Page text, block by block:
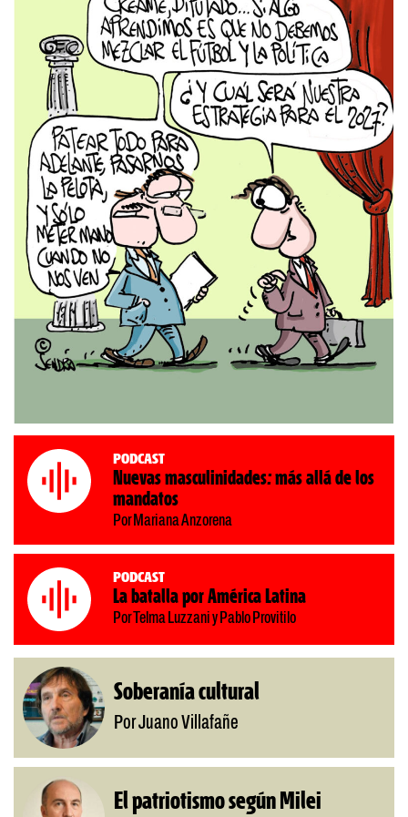
Podcast
Nuevas masculinidades: más allá de los
mandatos
Por Mariana Anzorena
Podcast
La batalla por América Latina
Por Telma Luzzani y Pablo Provitilo
Soberanía cultural
Por Juano Villafañe
El patriotismo según Milei